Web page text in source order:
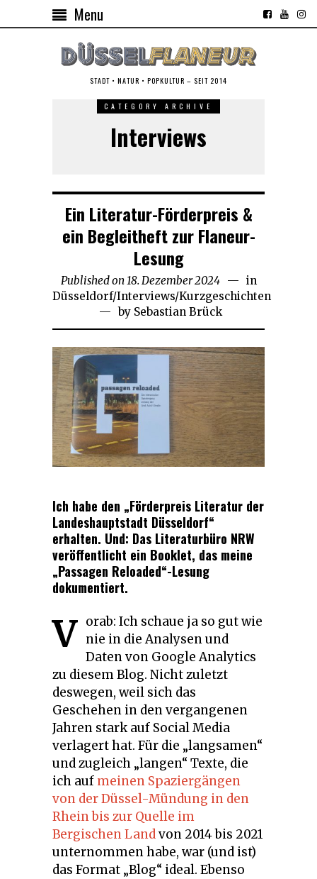
Menu
STADT • NATUR • POPKULTUR – SEIT 2014
CATEGORY ARCHIVE
Interviews
Ein Literatur-Förderpreis &
ein Begleitheft zur Flaneur-
Lesung
Published on18. Dezember 202420.
Dezember
2024
in
Düsseldorf/Interviews/Kurzgeschichten
by Sebastian Brück
Ich habe den „Förderpreis Literatur der
Landeshauptstadt Düsseldorf“
erhalten. Und: Das Literaturbüro NRW
veröffentlicht ein Booklet, das meine
„Passagen Reloaded“-Lesung
dokumentiert.
V orab: Ich schaue ja so gut wie
nie in die Analysen und
Daten von Google Analytics
zu diesem Blog. Nicht zuletzt
deswegen, weil sich das
Geschehen in den vergangenen
Jahren stark auf Social Media
verlagert hat. Für die „langsamen“
und zugleich „langen“ Texte, die
ich auf meinen Spaziergängen
von der Düssel-Mündung in den
Rhein bis zur Quelle im
Bergischen Landvon 2014 bis 2021
unternommen habe, war (und ist)
das Format „Blog“ ideal. Ebenso